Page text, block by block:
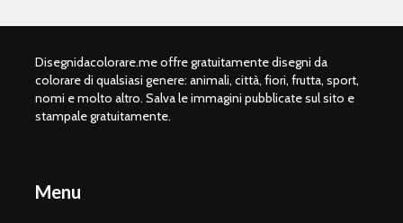
Disegnidacolorare.me offre gratuitamente disegni da
colorare di qualsiasi genere: animali, città, fiori, frutta, sport,
nomi e molto altro. Salva le immagini pubblicate sul sito e
stampale gratuitamente.
Menu